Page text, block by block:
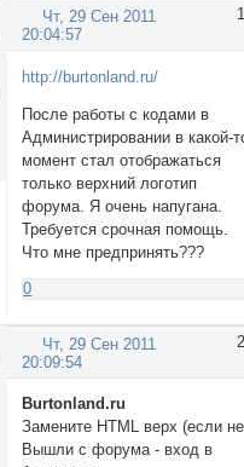
1
Чт, 29 Сен 2011
20:04:57
http://burtonland.ru/
После работы с кодами в
Администрировании в какой-
момент стал отображаться
только верхний логотип
форума. Я очень напугана.
Требуется срочная помощь.
Что мне предпринять???
0
2
Чт, 29 Сен 2011
20:09:54
Burtonland.ru
Замените HTML верх (если не
Вышли с форума - вход в